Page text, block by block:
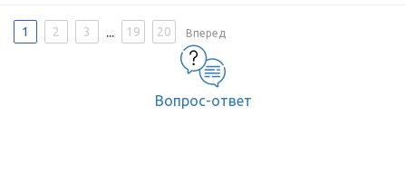
1 2 3 ... 19 20 Вперед
Вопрос-ответ